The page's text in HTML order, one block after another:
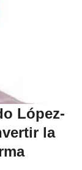
López-
la